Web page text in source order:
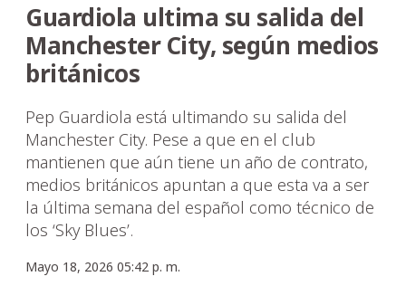
Guardiola ultima su salida del
Manchester City, según medios
británicos
Pep Guardiola está ultimando su salida del
Manchester City. Pese a que en el club
mantienen que aún tiene un año de contrato,
medios británicos apuntan a que esta va a ser
la última semana del español como técnico de
los ‘Sky Blues’.
Mayo 18, 2026 05:42 p. m.